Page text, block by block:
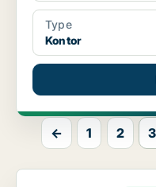
Type
Kontor
← 1 2 3